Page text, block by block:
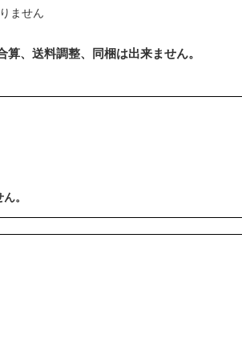
ません
、送料調整、同梱は出来ません。
。